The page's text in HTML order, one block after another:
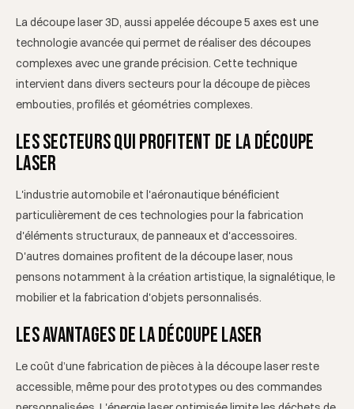
La découpe laser 3D, aussi appelée découpe 5 axes est une
technologie avancée qui permet de réaliser des découpes
complexes avec une grande précision. Cette technique
intervient dans divers secteurs pour la découpe de pièces
embouties, profilés et géométries complexes.
Les secteurs qui profitent de la découpe
laser
L'industrie automobile et l'aéronautique bénéficient
particulièrement de ces technologies pour la fabrication
d'éléments structuraux, de panneaux et d'accessoires.
D'autres domaines profitent de la découpe laser, nous
pensons notamment à la création artistique, la signalétique, le
mobilier et la fabrication d'objets personnalisés.
Les avantages de la découpe laser
Le coût d’une fabrication de pièces à la découpe laser reste
accessible, même pour des prototypes ou des commandes